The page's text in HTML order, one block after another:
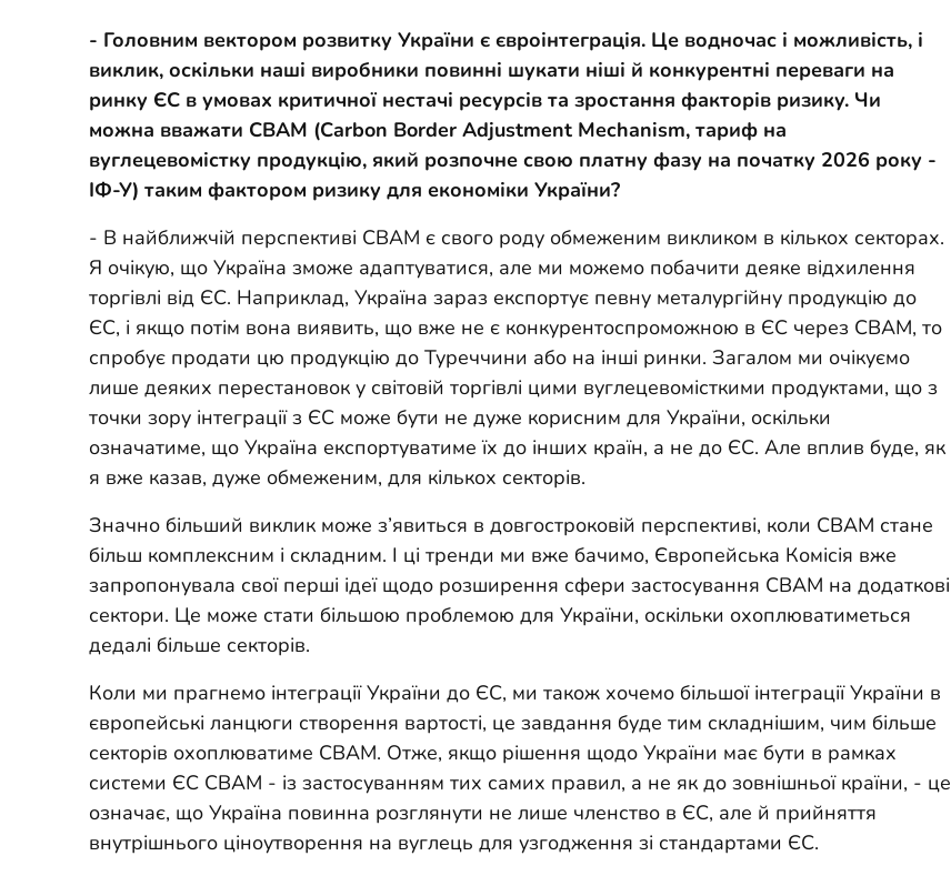
- Головним вектором розвитку України є євроінтеграція. Це водночас і можливість, і
виклик, оскільки наші виробники повинні шукати ніші й конкурентні переваги на
ринку ЄС в умовах критичної нестачі ресурсів та зростання факторів ризику. Чи
можна вважати CBAM (Carbon Border Adjustment Mechanism, тариф на
вуглецевомістку продукцію, який розпочне свою платну фазу на початку 2026 року -
ІФ-У) таким фактором ризику для економіки України?
- В найближчій перспективі CBAM є свого роду обмеженим викликом в кількох секторах.
Я очікую, що Україна зможе адаптуватися, але ми можемо побачити деяке відхилення
торгівлі від ЄС. Наприклад, Україна зараз експортує певну металургійну продукцію до
ЄС, і якщо потім вона виявить, що вже не є конкурентоспроможною в ЄС через CBAM, то
спробує продати цю продукцію до Туреччини або на інші ринки. Загалом ми очікуємо
лише деяких перестановок у світовій торгівлі цими вуглецевомісткими продуктами, що з
точки зору інтеграції з ЄС може бути не дуже корисним для України, оскільки
означатиме, що Україна експортуватиме їх до інших країн, а не до ЄС. Але вплив буде, як
я вже казав, дуже обмеженим, для кількох секторів.
Значно більший виклик може з’явиться в довгостроковій перспективі, коли CBAM стане
більш комплексним і складним. І ці тренди ми вже бачимо, Європейська Комісія вже
запропонувала свої перші ідеї щодо розширення сфери застосування CBAM на додаткові
сектори. Це може стати більшою проблемою для України, оскільки охоплюватиметься
дедалі більше секторів.
Коли ми прагнемо інтеграції України до ЄС, ми також хочемо більшої інтеграції України в
європейські ланцюги створення вартості, це завдання буде тим складнішим, чим більше
секторів охоплюватиме CBAM. Отже, якщо рішення щодо України має бути в рамках
системи ЄС CBAM - із застосуванням тих самих правил, а не як до зовнішньої країни, - це
означає, що Україна повинна розглянути не лише членство в ЄС, але й прийняття
внутрішнього ціноутворення на вуглець для узгодження зі стандартами ЄС.